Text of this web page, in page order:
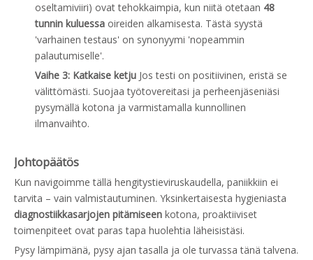
oseltamiviiri) ovat tehokkaimpia, kun niitä otetaan 48
tunnin kuluessa oireiden alkamisesta. Tästä syystä
'varhainen testaus' on synonyymi 'nopeammin
palautumiselle'.
Vaihe 3: Katkaise ketju Jos testi on positiivinen, eristä se
välittömästi. Suojaa työtovereitasi ja perheenjäseniäsi
pysymällä kotona ja varmistamalla kunnollinen
ilmanvaihto.
Johtopäätös
Kun navigoimme tällä hengitystieviruskaudella, paniikkiin ei
tarvita – vain valmistautuminen. Yksinkertaisesta hygieniasta
diagnostiikkasarjojen pitämiseen kotona, proaktiiviset
toimenpiteet ovat paras tapa huolehtia läheisistäsi.
Pysy lämpimänä, pysy ajan tasalla ja ole turvassa tänä talvena.